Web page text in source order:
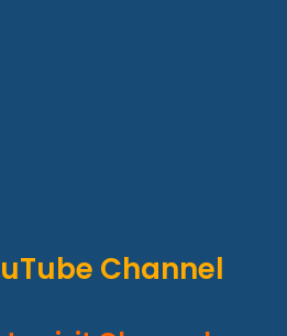
Channel